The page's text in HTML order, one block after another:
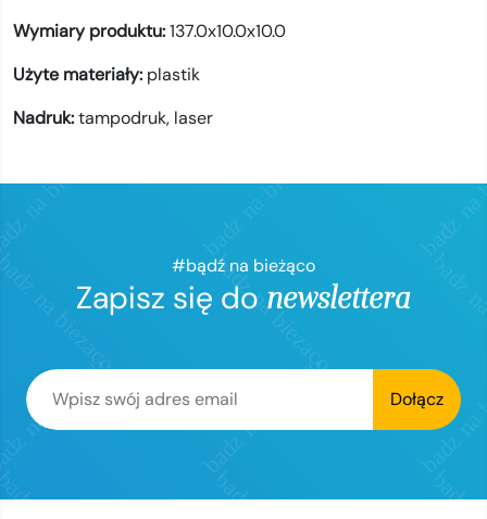
Wymiary produktu:137.0x10.0x10.0
Użyte materiały: plastik
Nadruk:tampodruk, laser
#bądź na bieżąco
Zapisz się do newslettera
Dołącz